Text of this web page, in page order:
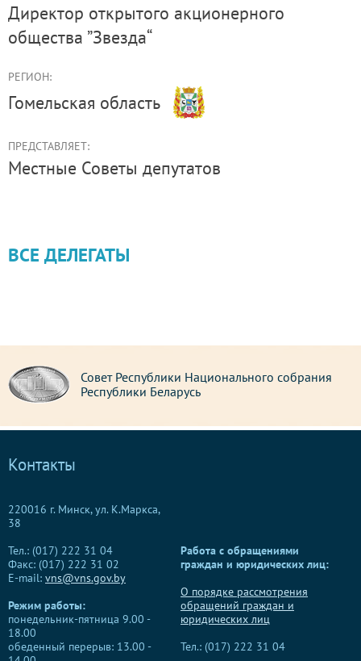
директор открытого акционерного
общества ”Звезда“
РЕГИОН:
Гомельская область
ПРЕДСТАВЛЯЕТ:
Местные Советы депутатов
ВСЕ ДЕЛЕГАТЫ
Совет Республики Национального собрания
Республики Беларусь
Контакты
220016 г. Минск, ул. К.Маркса,
38
Тел.: (017) 222 31 04
Факс: (017) 222 31 02
E-mail: vns@vns.gov.by
Режим работы:
понедельник-пятница 9.00 -
18.00
обеденный перерыв: 13.00 -
Работа с обращениями
граждан и юридических лиц:
О порядке рассмотрения
обращений граждан и
юридических лиц
Тел.: (017) 222 31 04